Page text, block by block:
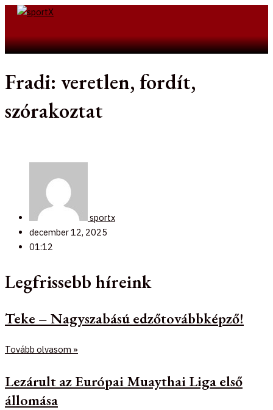
Skip
Fradi: veretlen, fordít,
szórakoztat
sportx
december 12, 2025
01:12
Legfrissebb híreink
Teke – Nagyszabású edzőtovábbképző!
Tovább olvasom »
Lezárult az Európai Muaythai Liga első
állomása